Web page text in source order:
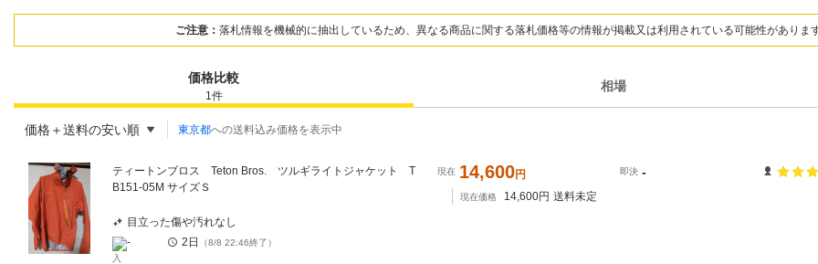
ご注意： 落札情報を機械的に抽出しているため、異なる商品に関する落札価格等の情報が掲載又は利用されている可能性がありま
価格比較
1 件
相場
価格＋送料の安い順 東京都への送料込み価格を表示中
ティートンブロス Teton Bros. ツルギライトジャケット T
B151-05M サイズＳ
現在 14,600円 即決 -
現在価格 14,600円 送料未定
目立った傷や汚れなし
-
2日 （8/8 22:46終了）